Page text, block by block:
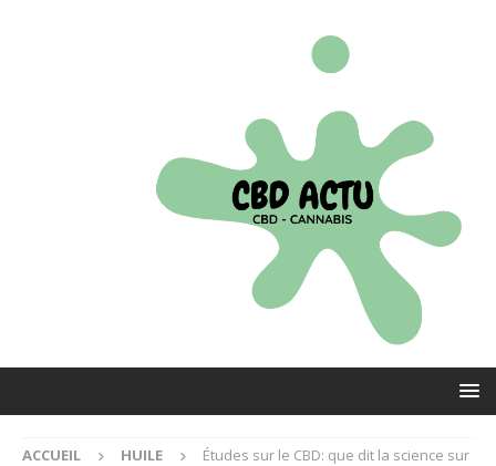
ACCUEIL HUILE
Études sur le CBD: que dit la science sur